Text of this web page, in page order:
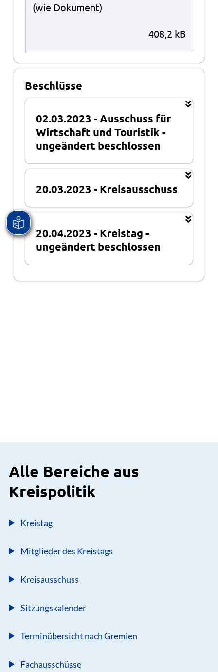
(wie Dokument)
408,2 kB
Beschlüsse
02.03.2023 -Ausschuss für
Wirtschaft und Touristik -
ungeändert beschlossen
20.03.2023 - Kreisausschuss
20.04.2023 - Kreistag -
ungeändert beschlossen
Alle Bereiche aus
Kreispolitik
Kreistag
Mitglieder des Kreistags
Kreisausschuss
Sitzungskalender
Terminübersicht nach Gremien
Fachausschüsse